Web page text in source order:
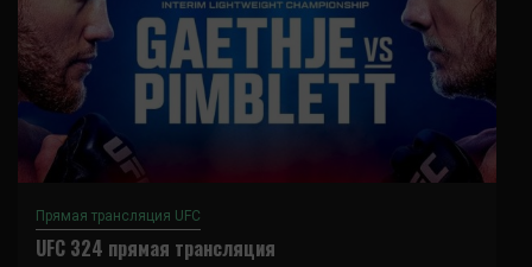
Прямая трансляция UFC
UFC 324 прямая трансляция